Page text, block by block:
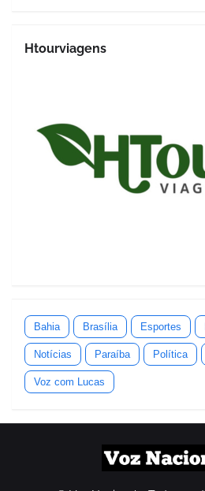
Htourviagens
Bahia Brasília Esportes
Notícias Paraíba Política
Voz com Lucas